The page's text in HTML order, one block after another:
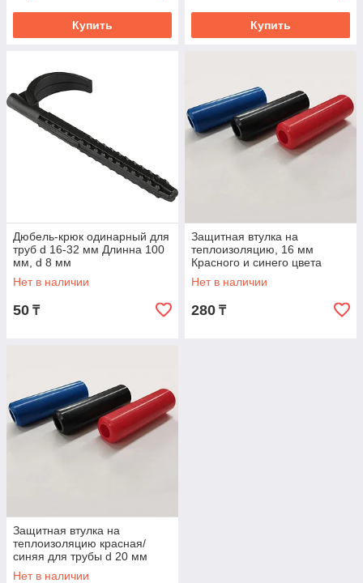
Купить Купить
Дюбель-крюк одинарный для
труб d 16-32 мм Длинна 100
мм, d 8 мм
Нет в наличии
50 ₸
Защитная втулка на
теплоизоляцию, 16 мм
Красного и синего цвета
Нет в наличии
280 ₸
Защитная втулка на
теплоизоляцию красная/
синяя для трубы d 20 мм
Нет в наличии